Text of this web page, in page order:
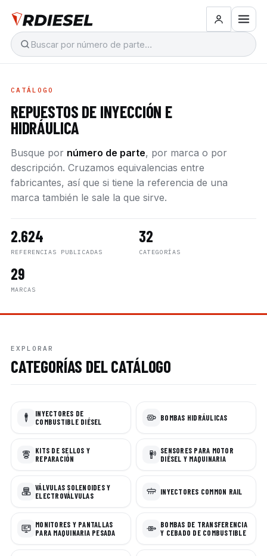
CATÁLOGO
REPUESTOS DE INYECCIÓN E
HIDRÁULICA
Busque por número de parte, por marca o por
descripción. Cruzamos equivalencias entre
fabricantes, así que si tiene la referencia de una
marca también le sale la que sirve.
2.624
REFERENCIAS PUBLICADAS
32
CATEGORÍAS
29
MARCAS
EXPLORAR
CATEGORÍAS DEL CATÁLOGO
INYECTORES DE
COMBUSTIBLE DIÉSEL
BOMBAS HIDRÁULICAS
KITS DE SELLOS Y
REPARACIÓN
SENSORES PARA MOTOR
DIÉSEL Y MAQUINARIA
VÁLVULAS SOLENOIDES Y
ELECTROVÁLVULAS
INYECTORES COMMON RAIL
MONITORES Y PANTALLAS
PARA MAQUINARIA PESADA
BOMBAS DE TRANSFERENCIA
Y CEBADO DE COMBUSTIBLE